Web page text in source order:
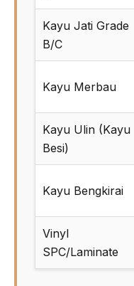
Kayu Jati Grade
B/C
Kayu Merbau
Kayu Ulin (Kayu
Besi)
Kayu Bengkirai
Vinyl
SPC/Laminate